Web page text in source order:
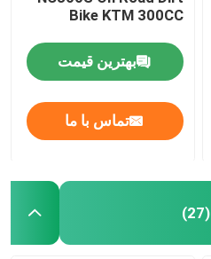
Bike KTM 300CC
بهترین قیمت
تماس با ما
(27)